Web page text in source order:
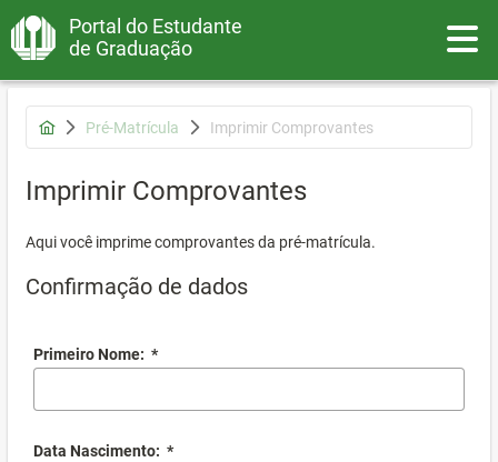
Portal do Estudante
de Graduação
Pré-Matrícula Imprimir Comprovantes
Imprimir Comprovantes
Aqui você imprime comprovantes da pré-matrícula.
Confirmação de dados
Primeiro Nome: *
Data Nascimento: *